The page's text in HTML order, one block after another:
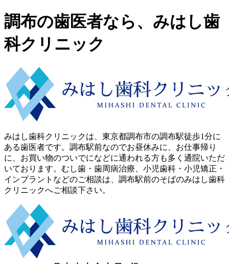
調布の歯医者なら、みはし歯
科クリニック
みはし歯科クリニックは、東京都調布市の調布駅徒歩1分に
ある歯医者です。調布駅前なのでお昼休みに、お仕事帰り
に、お買い物のついでになどに通われる方も多く通院いただ
いております。むし歯・歯周病治療、小児歯科・小児矯正・
インプラントなどのご相談は、調布駅前のそばのみはし歯科
クリニックへご相談下さい。